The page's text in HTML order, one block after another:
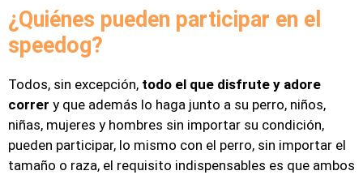
¿Quiénes pueden participar en el
speedog?
Todos, sin excepción, todo el que disfrute y adore
correr y que además lo haga junto a su perro, niños,
niñas, mujeres y hombres sin importar su condición,
pueden participar, lo mismo con el perro, sin importar el
tamaño o raza, el requisito indispensables es que ambos